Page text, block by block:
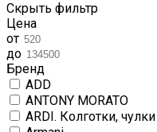
Скрыть фильтр
Цена
от
до
Бренд
ADD
ANTONY MORATO
ARDI. Колготки, чулки